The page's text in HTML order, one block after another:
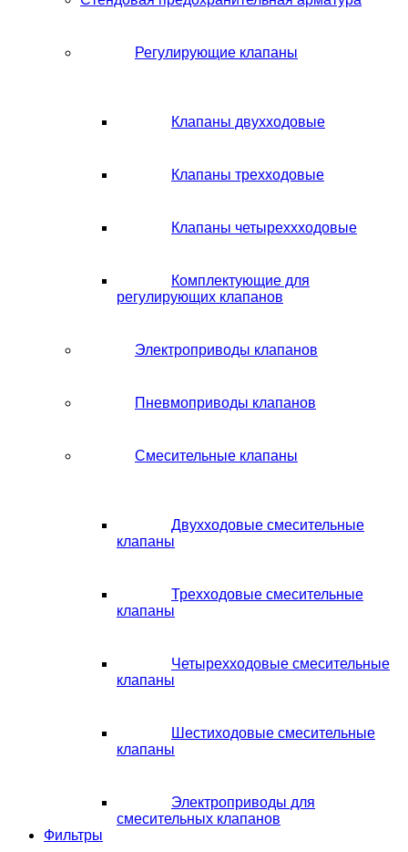
Регулирующие клапаны
Клапаны двухходовые
Клапаны трехходовые
Клапаны четыреххходовые
Комплектующие для
регулирующих клапанов
Электроприводы клапанов
Пневмоприводы клапанов
Смесительные клапаны
Двухходовые смесительные
клапаны
Трехходовые смесительные
клапаны
Четырехходовые смесительные
клапаны
Шестиходовые смесительные
клапаны
Электроприводы для
смесительных клапанов
Фильтры